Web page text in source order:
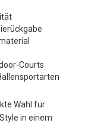
Courts
Wahl für
in einem